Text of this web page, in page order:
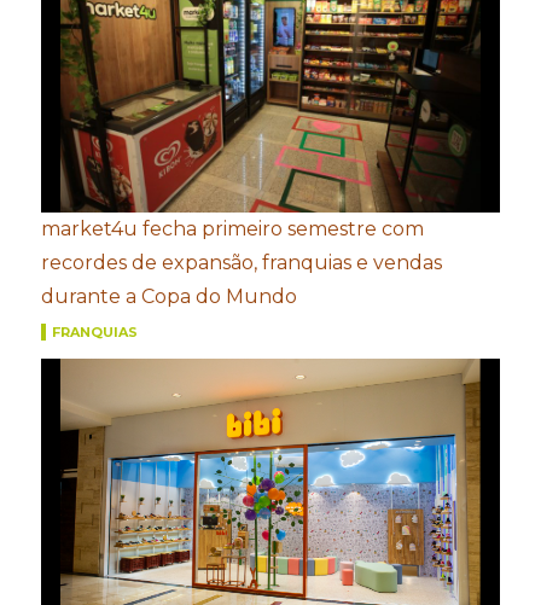
market4u fecha primeiro semestre com
recordes de expansão, franquias e vendas
durante a Copa do Mundo
FRANQUIAS